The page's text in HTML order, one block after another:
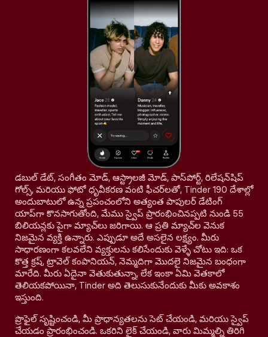
డబుల్ డేట్, సంగీతం మోడ్, ఆస్ట్రాలజీ మోడ్, పాస్‌పోర్ట్, రిలేషన్‌షిప్
గోల్స్, మరియు ఫోటో ధృవీకరణ వంటి ఫీచర్‌లతో, Tinder 190 దేశాల్లో
అందుబాటులో ఉన్న ప్రపంచంలోని అత్యంత పాపులర్ డేటింగ్
యాప్‌గా కొనసాగుతోంది, మేము స్వైప్ ప్రారంభించినప్పటి నుండి 55
బిలియన్లకు పైగా మ్యాచ్‌లు జరిగాయి. ఆ ప్రతి మ్యాచ్‌ల వెనుక
నిజమైన వ్యక్తి ఉన్నారు. ఎప్పుడూ అదే అసలైన లక్ష్యం. మీరు
సాధారణంగా కలవలేని వ్యక్తులను కలిసేందుకు వెళ్ళే చోటు ఇది: ఒక
కొత్త క్రష్, ట్రావెల్ కంపానియన్, నెమ్మదిగా మొదలై నిజమైన బంధంగా
మారేది. మీరు ఏదైనా వెతుకుతున్నా, లేక ఇంకా ఏమి వెతకాలో
తెలియకపోయినా, Tinder అది తెలుసుకునేందుకు మీకు అవకాశం
ఇస్తుంది.
ప్రొఫైల్ సృష్టించండి, మీ ప్రాధాన్యతలను సెట్ చేయండి, మరియు స్వైప్
చేయడం ప్రారంభించండి. ఒకరిని లైక్ చేయండి, వారు మిమ్మల్ని తిరిగి